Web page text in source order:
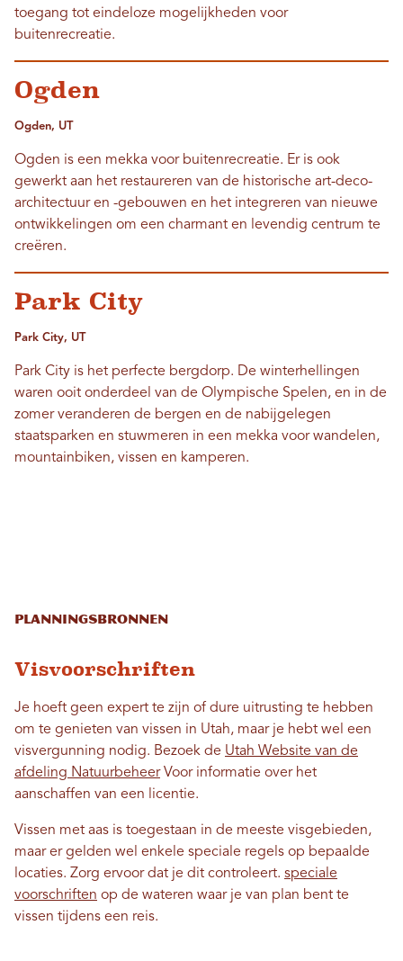
toegang tot eindeloze mogelijkheden voor
buitenrecreatie.
Ogden
Ogden, UT
Ogden is een mekka voor buitenrecreatie. Er is ook
gewerkt aan het restaureren van de historische art-deco-
architectuur en -gebouwen en het integreren van nieuwe
ontwikkelingen om een ​​charmant en levendig centrum te
creëren.
Park City
Park City, UT
Park City is het perfecte bergdorp. De winterhellingen
waren ooit onderdeel van de Olympische Spelen, en in de
zomer veranderen de bergen en de nabijgelegen
staatsparken en stuwmeren in een mekka voor wandelen,
mountainbiken, vissen en kamperen.
Planningsbronnen
Visvoorschriften
Je hoeft geen expert te zijn of dure uitrusting te hebben
om te genieten van vissen in Utah, maar je hebt wel een
visvergunning nodig. Bezoek de Utah Website van de
afdeling NatuurbeheerVoor informatie over het
aanschaffen van een licentie.
Vissen met aas is toegestaan ​​in de meeste visgebieden,
maar er gelden wel enkele speciale regels op bepaalde
locaties. Zorg ervoor dat je dit controleert. speciale
voorschriften op de wateren waar je van plan bent te
vissen tijdens een reis.